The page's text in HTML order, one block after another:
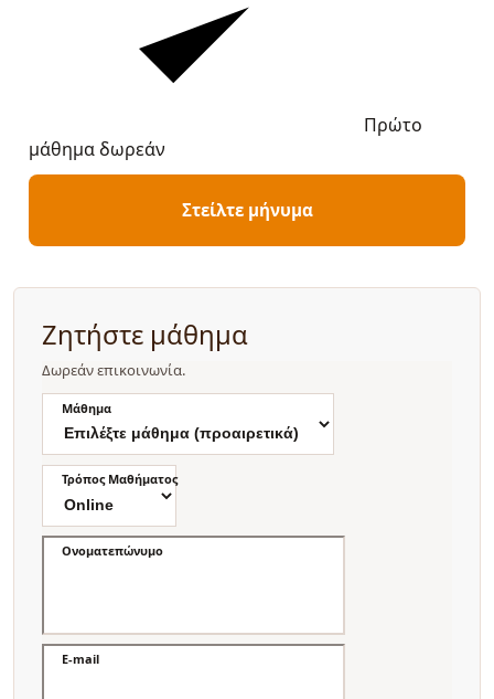
Πρώτο
μάθημα δωρεάν
Στείλτε μήνυμα
Ζητήστε μάθημα
Δωρεάν επικοινωνία.
Μάθημα
Τρόπος Μαθήματος
Ονοματεπώνυμο
E-mail